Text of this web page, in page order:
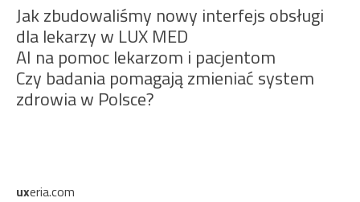
Jak zbudowaliśmy nowy interfejs obsługi
dla lekarzy w LUX MED
AI na pomoc lekarzom i pacjentom
Czy badania pomagają zmieniać system
zdrowia w Polsce?
uxeria.com